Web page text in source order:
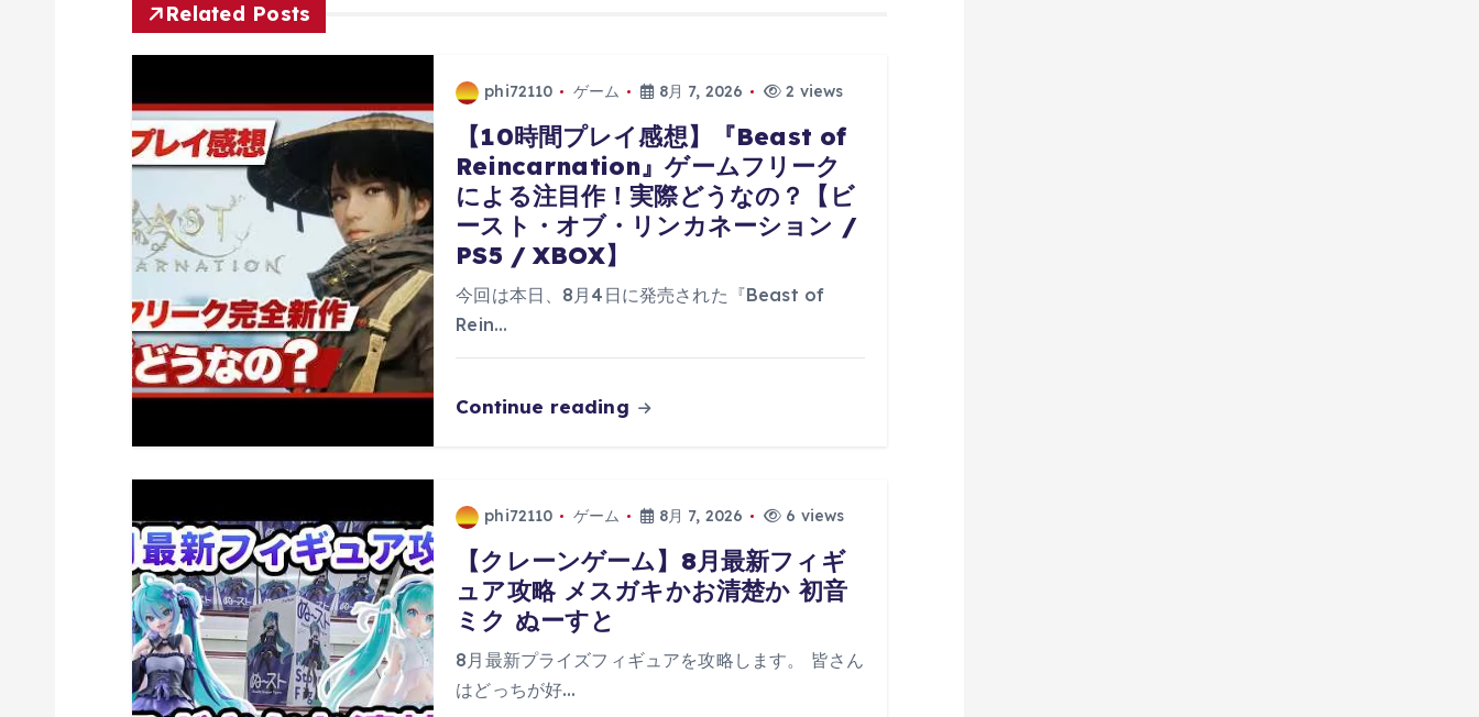
Related Posts
phi72110 ゲーム 8月 7, 2026 2 views
【10時間プレイ感想】『Beast of
Reincarnation』ゲームフリーク
による注目作！実際どうなの？【ビ
ースト・オブ・リンカネーション /
PS5 / XBOX】
今回は本日、8月4日に発売された『Beast of
Rein…
Continue reading
phi72110 ゲーム 8月 7, 2026 6 views
【クレーンゲーム】8月最新フィギ
ュア攻略 メスガキかお清楚か 初音
ミク ぬーすと
8月最新プライズフィギュアを攻略します。 皆さん
はどっちが好…